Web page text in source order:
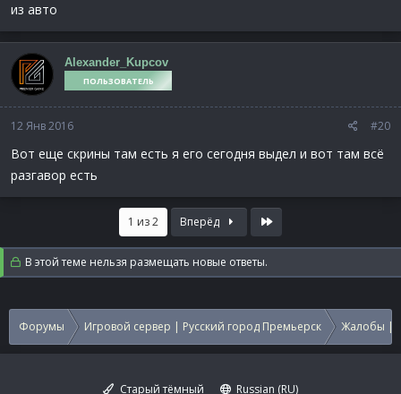
из авто
Alexander_Kupcov
ПОЛЬЗОВАТЕЛЬ
12 Янв 2016 #20
Вот еще скрины там есть я его сегодня выдел и вот там всё
разгавор есть
1 из 2 Вперёд Last
В этой теме нельзя размещать новые ответы.
Форумы Игровой сервер | Русский город Премьерск Жалобы |
Старый тёмный Russian (RU)